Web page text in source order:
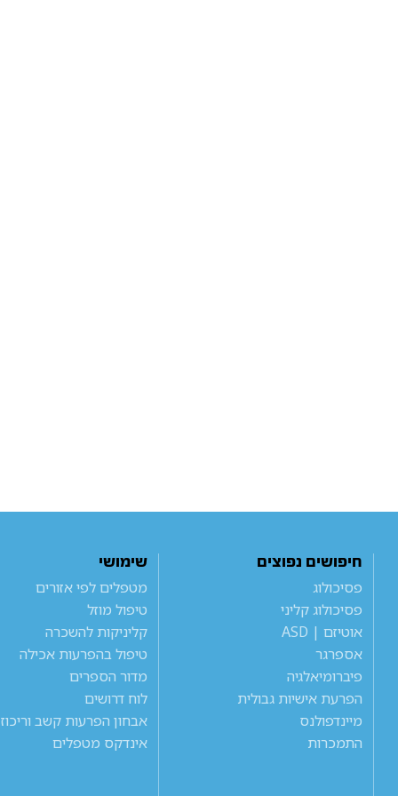
חיפושים נפוצים
פסיכולוג
פסיכולוג קליני
אוטיזם | ASD
אספרגר
פיברומיאלגיה
הפרעת אישיות גבולית
מיינדפולנס
התמכרות
שימושי
מטפלים לפי אזורים
טיפול מוזל
קליניקות להשכרה
טיפול בהפרעות אכילה
מדור הספרים
לוח דרושים
אבחון הפרעות קשב וריכוז
אינדקס מטפלים